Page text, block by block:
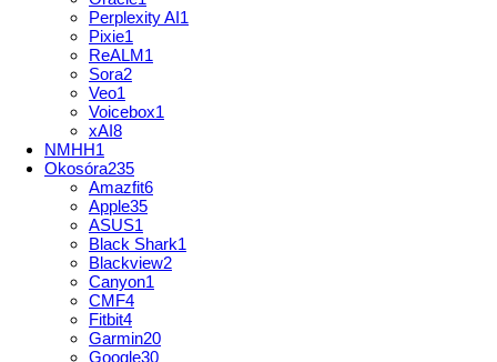
Perplexity AI1
Pixie1
ReALM1
Sora2
Veo1
Voicebox1
xAI8
NMHH1
Okosóra235
Amazfit6
Apple35
ASUS1
Black Shark1
Blackview2
Canyon1
CMF4
Fitbit4
Garmin20
Google30